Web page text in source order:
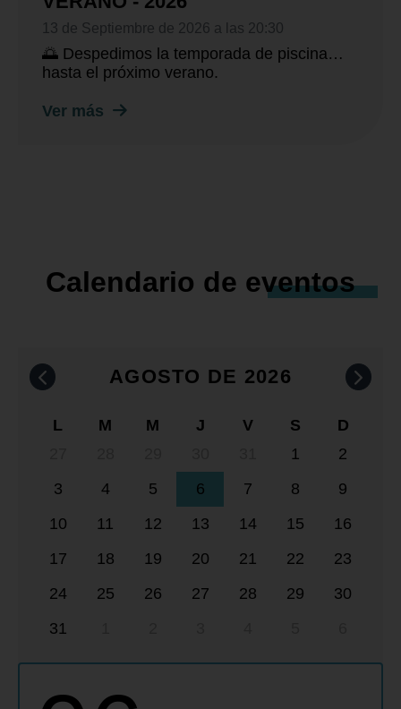
13 de Septiembre de 2026 a las 20:30
🌅 Despedimos la temporada de piscina…
hasta el próximo verano.
Ver más
Calendario de eventos
AGOSTO DE 2026
L M M J V S
D
1
2
3
4 5 6 7 8
9
10
11 12 13 14 15
16
17
18 19 20 21 22
23
24
25 26 27 28 29
30
31